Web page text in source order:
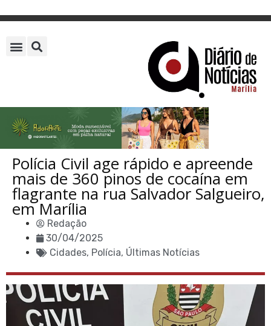
Polícia Civil age rápido e apreende
mais de 360 pinos de cocaína em
flagrante na rua Salvador Salgueiro,
em Marília
Redação
30/04/2025
Cidades, Polícia, Últimas Notícias